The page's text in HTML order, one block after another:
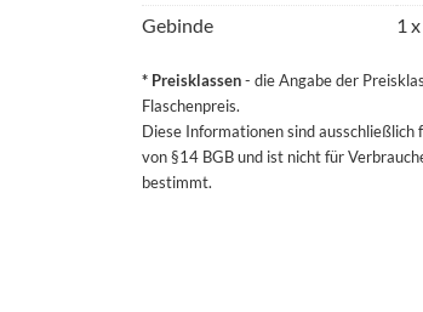
Gebinde
1
* Preisklassen- die Angabe der
Flaschenpreis.
Diese Informationen sind ausschließlich
von §14 BGB und ist nicht für
bestimmt.